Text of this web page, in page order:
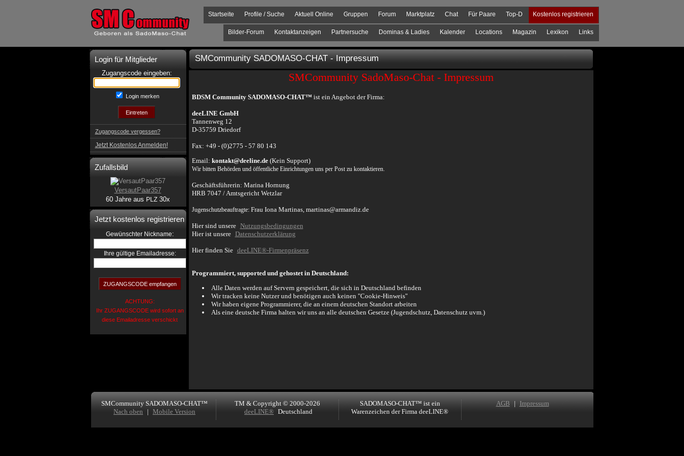
Kostenlos registrieren
Top-D
Für Paare
Chat
Marktplatz
Forum
Gruppen
Aktuell Online
Profile / Suche
Startseite
Links
Lexikon
Magazin
Locations
Kalender
Dominas & Ladies
Partnersuche
Kontaktanzeigen
Bilder-Forum
Login für Mitglieder
Zugangscode eingeben:
Login merken
Zugangscode vergessen?
Jetzt Kostenlos Anmelden!
Zufallsbild
VersautPaar357
60 Jahre aus PLZ30x
Jetzt kostenlos registrieren
Gewünschter Nickname:
Ihre gültige Emailadresse:
ACHTUNG:
Ihr ZUGANGSCODE wird sofort an
diese Emailadresse verschickt
SMCommunity SADOMASO-CHAT - Impressum
SMCommunity SadoMaso-Chat - Impressum
BDSM Community SADOMASO-CHAT™ist ein Angebot der Firma:
deeLINE GmbH
Tannenweg 12
D-35759 Driedorf
Fax: +49 - (0)2775 - 57 80 143
Email: kontakt@deeline.de(Kein Support)
Wir bitten Behörden und öffentliche Einrichtungen uns per Post zu kontaktieren.
Geschäftsführerin: Marina Hornung
HRB 7047 / Amtsgericht Wetzlar
Jugenschutzbeauftragte:Frau Iona Martinas, martinas@armandiz.de
Hier sind unsere Nutzungsbedingungen
Hier ist unsere Datenschutzerklärung
Hier finden Sie deeLINE®-Firmenpräsenz
Programmiert, supported und gehostet in Deutschland:
Alle Daten werden auf Servern gespeichert, die sich in Deutschland befinden
Wir tracken keine Nutzer und benötigen auch keinen "Cookie-Hinweis"
Wir haben eigene Programmierer, die an einem deutschen Standort arbeiten
Als eine deutsche Firma halten wir uns an alle deutschen Gesetze (Jugendschutz, Datenschutz uvm.)
SMCommunity SADOMASO-CHAT™
Nach oben
| Mobile Version
TM & Copyright © 2000-2026
deeLINE® Deutschland
SADOMASO-CHAT™ ist ein
Warenzeichen der Firma deeLINE®
AGB | Impressum